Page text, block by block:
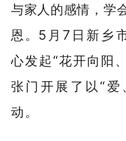
与家人的感情，学
恩。 5月7日 新乡
心发起“花开向阳
张门开展了以“
动。